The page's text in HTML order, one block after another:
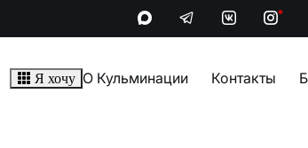
*
Я хочу О Кульминации Контакты